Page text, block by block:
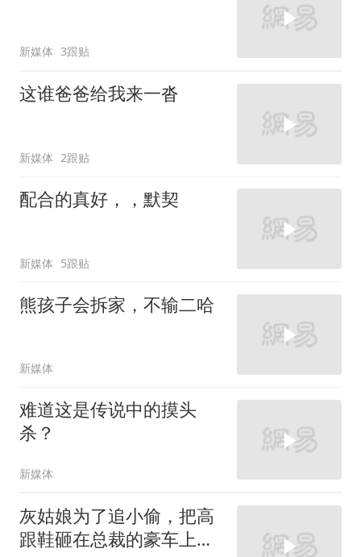
新媒体 3跟贴
这谁爸爸给我来一沓
新媒体 2跟贴
配合的真好，，默契
新媒体 5跟贴
熊孩子会拆家，不输二哈
新媒体
难道这是传说中的摸头
杀？
新媒体
灰姑娘为了追小偷，把高
跟鞋砸在总裁的豪车上，